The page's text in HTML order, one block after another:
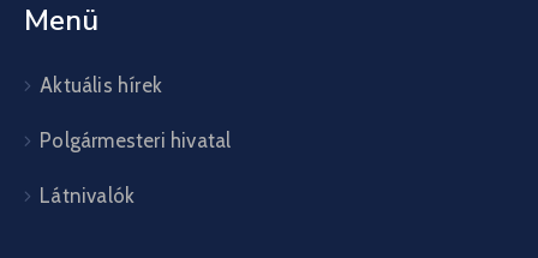
Menü
Aktuális hírek
Polgármesteri hivatal
Látnivalók